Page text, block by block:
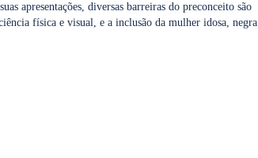
apresentações, diversas barreiras do preconceito são
física e visual, e a inclusão da mulher idosa, negra